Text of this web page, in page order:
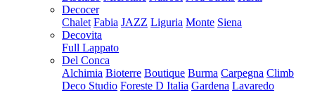
Decocer
Chalet Fabia JAZZ Liguria Monte Siena
Decovita
Full Lappato
Del Conca
Alchimia Bioterre Boutique Burma Carpegna Climb
Deco Studio Foreste D Italia Gardena Lavaredo